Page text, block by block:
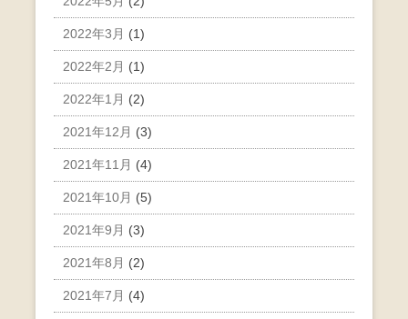
2022年3月 (1)
2022年2月 (1)
2022年1月 (2)
2021年12月 (3)
2021年11月 (4)
2021年10月 (5)
2021年9月 (3)
2021年8月 (2)
2021年7月 (4)